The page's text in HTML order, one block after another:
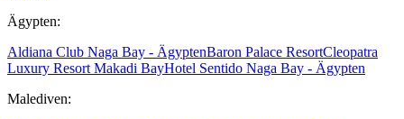
Ägypten:
Aldiana Club Naga Bay - ÄgyptenBaron Palace ResortCleopatra
Luxury Resort Makadi BayHotel Sentido Naga Bay - Ägypten
Malediven: